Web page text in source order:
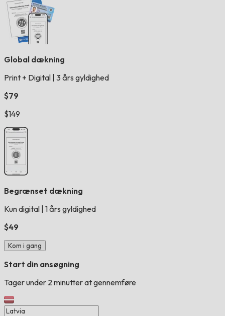
Global dækning
Print + Digital 3 års gyldighed
$79
$149
Begrænset dækning
Kun digital 1 års gyldighed
$49
Kom i gang
Start din ansøgning
Tager under 2 minutter at gennemføre